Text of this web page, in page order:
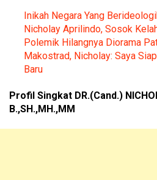
Inikah Negara Yang
Nicholay Aprilindo, Sosok
Polemik Hilangnya Diorama
Makostrad, Nicholay: Saya
Baru
Profil Singkat DR.(Cand.)
B.,SH.,MH.,MM